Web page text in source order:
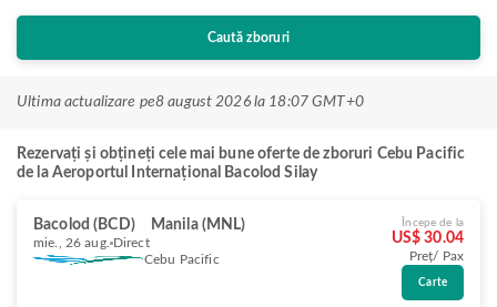
Caută zboruri
Ultima actualizare pe8 august 2026 la 18:07 GMT+0
Rezervați și obțineți cele mai bune oferte de zboruri Cebu Pacific
de la Aeroportul Internațional Bacolod Silay
Bacolod (BCD) Manila (MNL)
mie., 26 aug. Direct
Cebu Pacific
Începe de la
US$ 30.04
Preț/ Pax
Carte